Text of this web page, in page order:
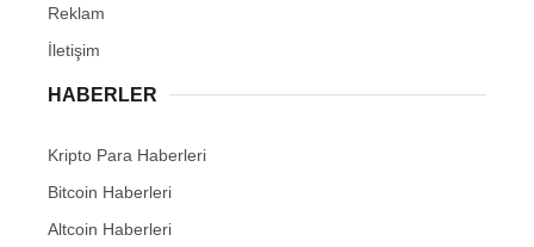
Reklam
İletişim
HABERLER
Kripto Para Haberleri
Bitcoin Haberleri
Altcoin Haberleri